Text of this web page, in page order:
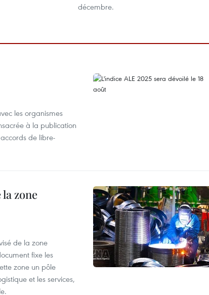
décembre.
les organismes
à la publication
de libre-
zone
de la zone
fixe les
zone un pôle
et les services,